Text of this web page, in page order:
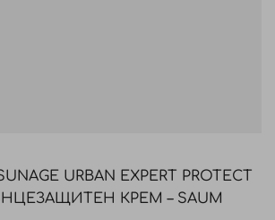
URBAN EXPERT PROTECT
КРЕМ – SAUM